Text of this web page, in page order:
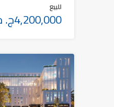
للبيع
4,200,000ج. م.